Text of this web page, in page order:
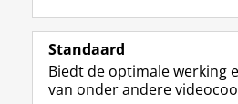
Volg de RUG
F
a
e
b
Studiekiezers
Standaard
Biedt de optimale werking
van onder andere